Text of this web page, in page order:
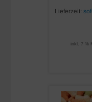
Lieferzeit:
inkl. 7 %